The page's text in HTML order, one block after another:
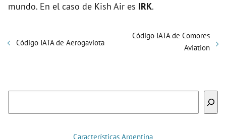
mundo. En el caso de Kish Air es IRK.
Código IATA de Aerogaviota
Código IATA de Comores
Aviation
Características Argentina